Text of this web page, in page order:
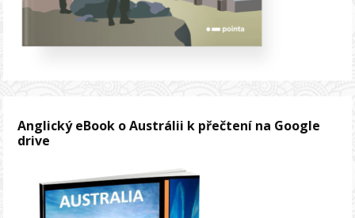
Anglický eBook o Austrálii k přečtení na Google
drive